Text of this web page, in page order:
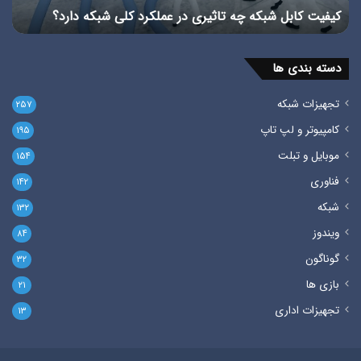
استاندارد TIA در شبکه را بشناسیم
دسته بندی ها
تجهیزات شبکه ۲۵۷
کامپیوتر و لپ تاپ ۱۹۵
موبایل و تبلت ۱۵۴
فناوری ۱۴۲
شبکه ۱۳۲
ویندوز ۸۴
گوناگون ۳۲
بازی ها ۲۱
تجهیزات اداری ۱۳